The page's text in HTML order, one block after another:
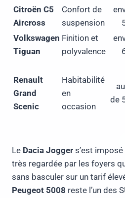
Citroën C5
Aircross
Confort de
suspension
Volkswagen
Tiguan
Finition et
polyvalence
Renault
Grand
Scenic
Habitabilité
en
occasion
de
Le Dacia Jogger s’est
très regardée par les foyers
sans basculer sur un tarif
Peugeot 5008 reste l’un des